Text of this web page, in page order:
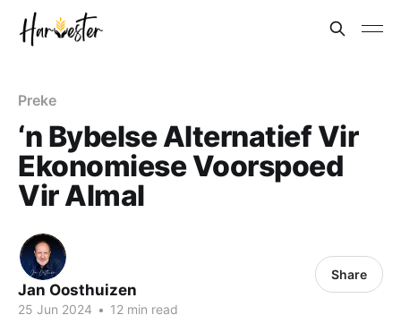
Preke
‘n Bybelse Alternatief Vir
Ekonomiese Voorspoed
Vir Almal
Jan Oosthuizen
25 Jun 2024 • 12 min read
Share